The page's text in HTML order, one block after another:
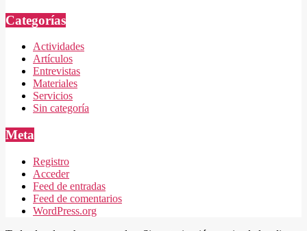
Categorías
Actividades
Artículos
Entrevistas
Materiales
Servicios
Sin categoría
Meta
Registro
Acceder
Feed de entradas
Feed de comentarios
WordPress.org